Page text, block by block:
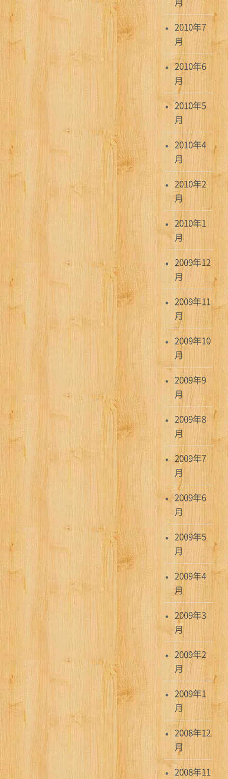
2010年7
月
2010年6
月
2010年5
月
2010年4
月
2010年2
月
2010年1
月
2009年12
月
2009年11
月
2009年10
月
2009年9
月
2009年8
月
2009年7
月
2009年6
月
2009年5
月
2009年4
月
2009年3
月
2009年2
月
2009年1
月
2008年12
月
2008年11